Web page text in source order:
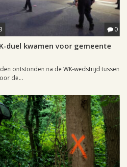
0
duel kwamen voor gemeente
ontstonden na de WK-wedstrijd tussen
de...